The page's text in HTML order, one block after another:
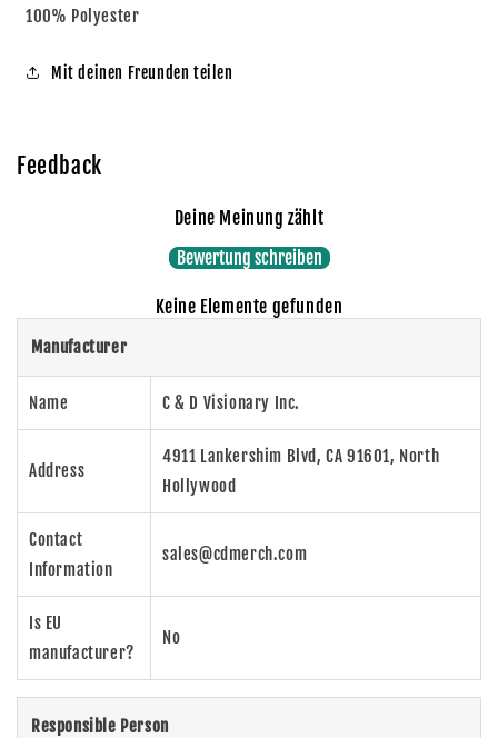
100% Polyester
Mit deinen Freunden teilen
Feedback
Deine Meinung zählt
Bewertung schreiben
Keine Elemente gefunden
Manufacturer
Name C & D Visionary Inc.
Address
4911 Lankershim Blvd, CA 91601, North
Hollywood
Contact
Information
sales@cdmerch.com
Is EU
manufacturer?
No
Responsible Person